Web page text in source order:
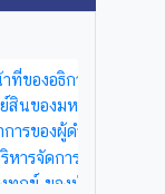
ที่ของอธิการบดี พ.ศ.
สินของมหาวิทยาลัย
ารของผู้ดำรงตำแหน่
ารจัดการเทคโนโล
ทุกข์ ของนักศึกษามห